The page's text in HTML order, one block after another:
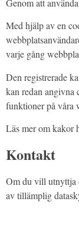
Genom att
Med hjälp av en
varje gång
Den registrerade
kan redan angivna
funktioner på våra
Läs mer om kakor
Kontakt
Om du vill utnyttja
av tillämplig